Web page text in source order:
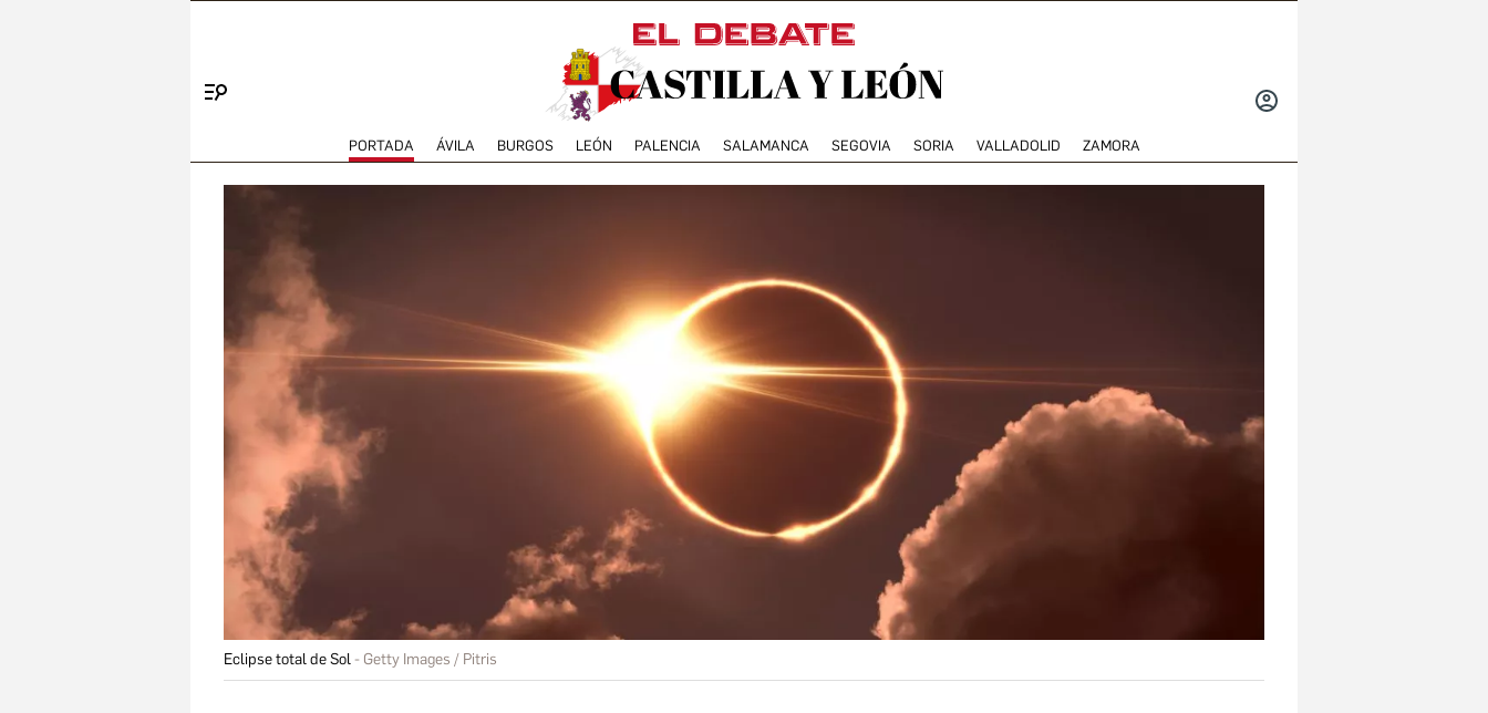
PORTADA ÁVILA BURGOS LEÓN PALENCIA SALAMANCA SEGOVIA SORIA VALLADOLID ZAMORA
Eclipse total de Sol Getty Images / Pitris